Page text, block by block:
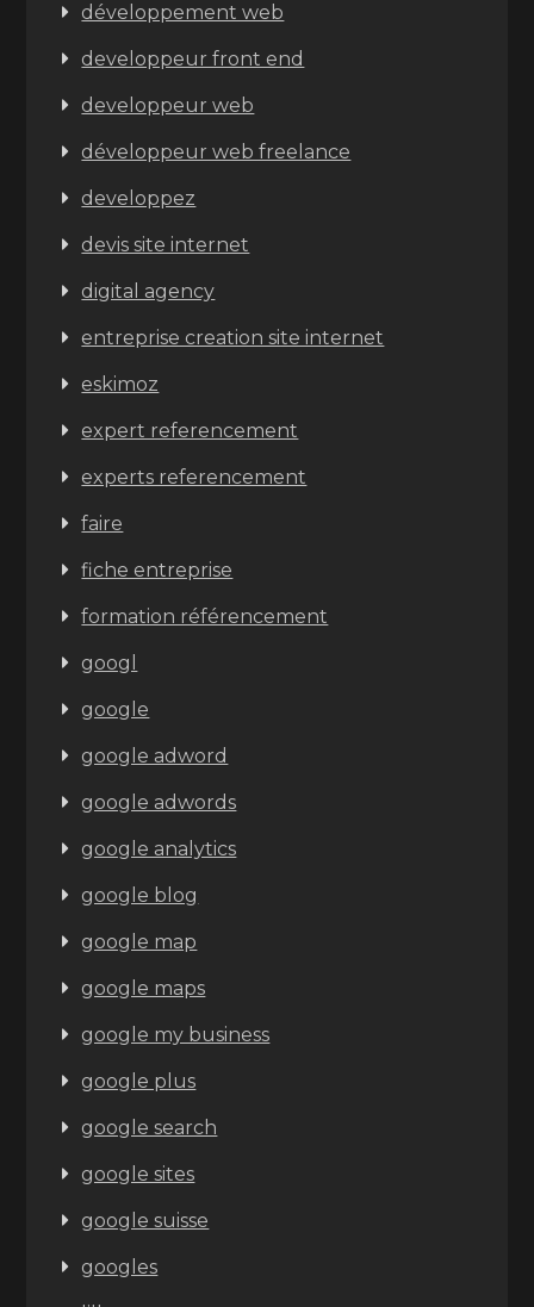
développement web
developpeur front end
developpeur web
développeur web freelance
developpez
devis site internet
digital agency
entreprise creation site internet
eskimoz
expert referencement
experts referencement
faire
fiche entreprise
formation référencement
googl
google
google adword
google adwords
google analytics
google blog
google map
google maps
google my business
google plus
google search
google sites
google suisse
googles